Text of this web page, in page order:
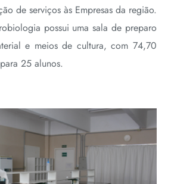
de serviços às Empresas da região.
possui uma sala de preparo
e meios de cultura, com 74,70
25 alunos.